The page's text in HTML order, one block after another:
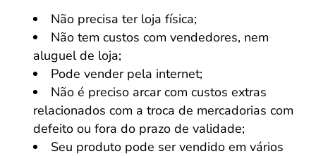
Não precisa ter loja física;
Não tem custos com vendedores, nem
aluguel de loja;
Pode vender pela internet;
Não é preciso arcar com custos extras
relacionados com a troca de mercadorias com
defeito ou fora do prazo de validade;
Seu produto pode ser vendido em vários